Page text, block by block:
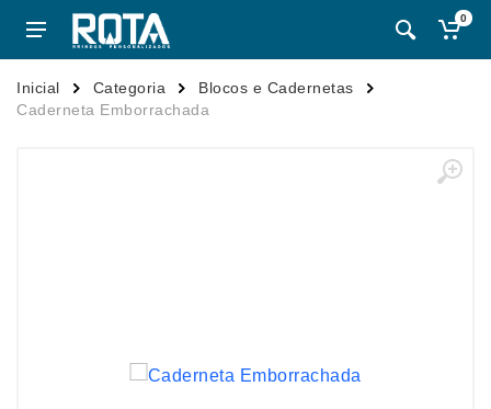
0
Inicial Categoria
Blocos e Cadernetas
Caderneta Emborrachada